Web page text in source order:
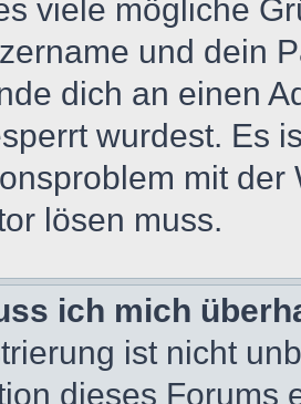
viele mögliche
und dein
dich an einen
wurdest. Es
mit
lösen muss.
ich mich
ist nicht
dieses Forums